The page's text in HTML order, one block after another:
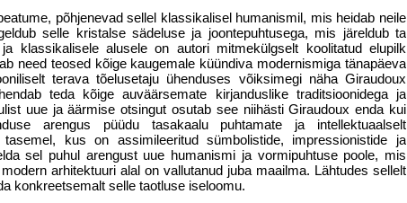
põhjenevad sellel klassikalisel humanismil, mis heidab neile
selle kristalse sädeluse ja joontepuhtusega, mis järeldub ta
klassikalisele alusele on autori mitmekülgselt koolitatud elupilk
need teosed kõige kaugemale küündiva modernismiga tänapäeva
terava tõelusetaju ühenduses võiksimegi näha Giraudoux
teda kõige auväärsemate kirjanduslike traditsioonidega ja
uue ja äärmise otsingut osutab see niihästi Giraudoux enda kui
arengus püüdu tasakaalu puhtamate ja intellektuaalselt
kus on assimileeritud sümbolistide, impressionistide ja
sel puhul arengust uue humanismi ja vormipuhtuse poole, mis
arhitektuuri alal on vallutanud juba maailma. Lähtudes sellelt
konkreetsemalt selle taotluse iseloomu.